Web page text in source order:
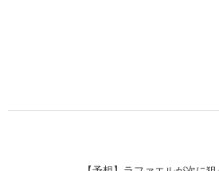
ソニックオプション ゼロ